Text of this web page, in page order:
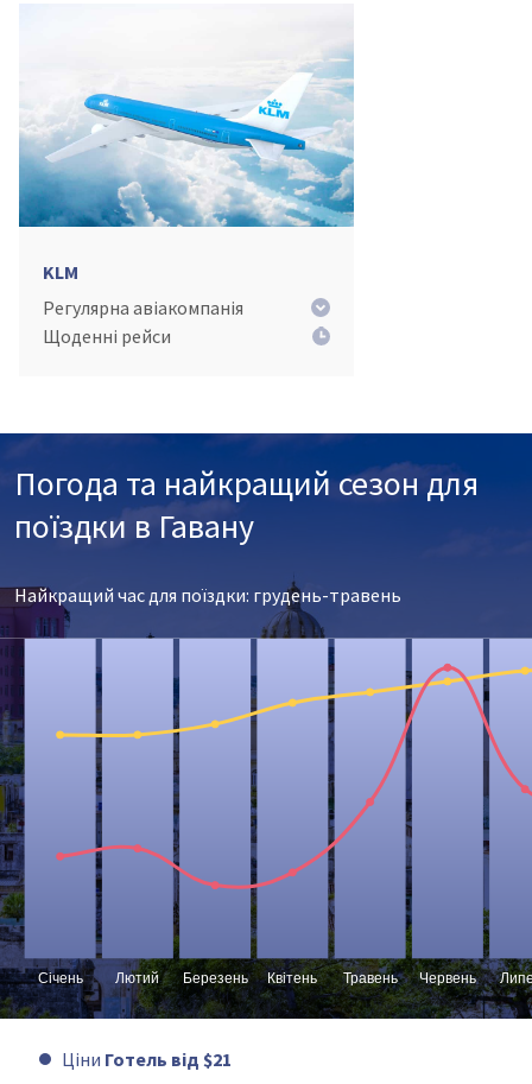
KLM
Регулярна авіакомпанія
Щоденні рейси
Погода та найкращий сезон для
поїздки в Гавану
Найкращий час для поїздки: грудень-травень
Ціни Готель від $21